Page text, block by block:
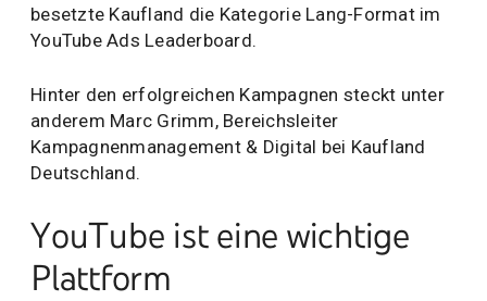
besetzte Kaufland die Kategorie Lang-Format im
YouTube Ads Leaderboard.
Hinter den erfolgreichen Kampagnen steckt unter
anderem Marc Grimm, Bereichsleiter
Kampagnenmanagement & Digital bei Kaufland
Deutschland.
YouTube ist eine wichtige
Plattform